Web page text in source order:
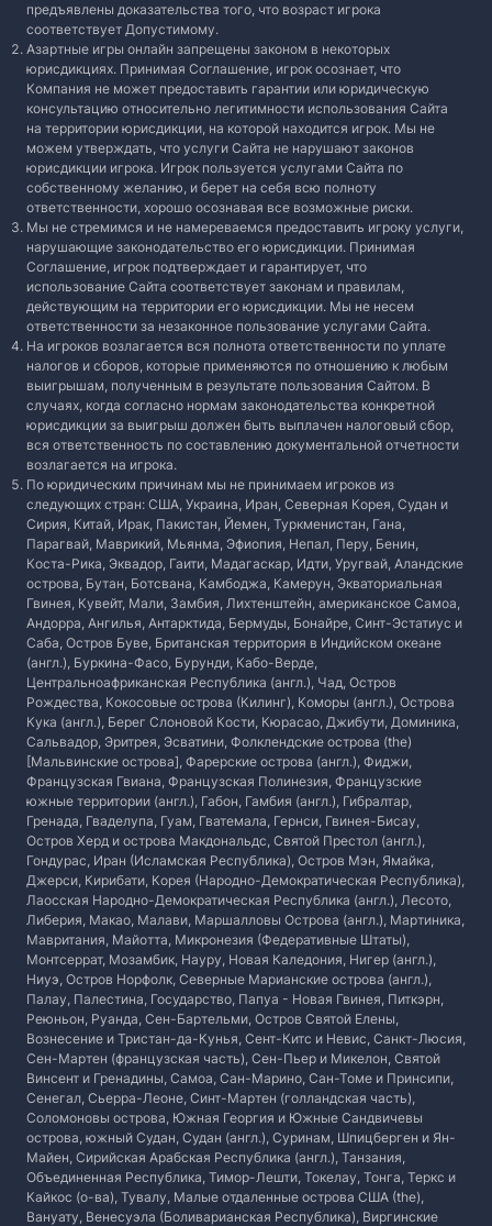
предъявлены доказательства того, что возраст игрока
соответствует Допустимому.
Азартные игры онлайн запрещены законом в некоторых
юрисдикциях. Принимая Соглашение, игрок осознает, что
Компания не может предоставить гарантии или юридическую
консультацию относительно легитимности использования Сайта
на территории юрисдикции, на которой находится игрок. Мы не
можем утверждать, что услуги Сайта не нарушают законов
юрисдикции игрока. Игрок пользуется услугами Сайта по
собственному желанию, и берет на себя всю полноту
ответственности, хорошо осознавая все возможные риски.
Мы не стремимся и не намереваемся предоставить игроку услуги,
нарушающие законодательство его юрисдикции. Принимая
Соглашение, игрок подтверждает и гарантирует, что
использование Сайта соответствует законам и правилам,
действующим на территории его юрисдикции. Мы не несем
ответственности за незаконное пользование услугами Сайта.
На игроков возлагается вся полнота ответственности по уплате
налогов и сборов, которые применяются по отношению к любым
выигрышам, полученным в результате пользования Сайтом. В
случаях, когда согласно нормам законодательства конкретной
юрисдикции за выигрыш должен быть выплачен налоговый сбор,
вся ответственность по составлению документальной отчетности
возлагается на игрока.
По юридическим причинам мы не принимаем игроков из
следующих стран: США, Украина, Иран, Северная Корея, Судан и
Сирия, Китай, Ирак, Пакистан, Йемен, Туркменистан, Гана,
Парагвай, Маврикий, Мьянма, Эфиопия, Непал, Перу, Бенин,
Коста-Рика, Эквадор, Гаити, Мадагаскар, Идти, Уругвай, Аландские
острова, Бутан, Ботсвана, Камбоджа, Камерун, Экваториальная
Гвинея, Кувейт, Мали, Замбия, Лихтенштейн, американское Самоа,
Андорра, Ангилья, Антарктида, Бермуды, Бонайре, Синт-Эстатиус и
Саба, Остров Буве, Британская территория в Индийском океане
(англ.), Буркина-Фасо, Бурунди, Кабо-Верде,
Центральноафриканская Республика (англ.), Чад, Остров
Рождества, Кокосовые острова (Килинг), Коморы (англ.), Острова
Кука (англ.), Берег Слоновой Кости, Кюрасао, Джибути, Доминика,
Сальвадор, Эритрея, Эсватини, Фолклендские острова (the)
[Мальвинские острова], Фарерские острова (англ.), Фиджи,
Французская Гвиана, Французская Полинезия, Французские
южные территории (англ.), Габон, Гамбия (англ.), Гибралтар,
Гренада, Гваделупа, Гуам, Гватемала, Гернси, Гвинея-Бисау,
Остров Херд и острова Макдональдс, Святой Престол (англ.),
Гондурас, Иран (Исламская Республика), Остров Мэн, Ямайка,
Джерси, Кирибати, Корея (Народно-Демократическая Республика),
Лаосская Народно-Демократическая Республика (англ.), Лесото,
Либерия, Макао, Малави, Маршалловы Острова (англ.), Мартиника,
Мавритания, Майотта, Микронезия (Федеративные Штаты),
Монтсеррат, Мозамбик, Науру, Новая Каледония, Нигер (англ.),
Ниуэ, Остров Норфолк, Северные Марианские острова (англ.),
Палау, Палестина, Государство, Папуа - Новая Гвинея, Питкэрн,
Реюньон, Руанда, Сен-Бартельми, Остров Святой Елены,
Вознесение и Тристан-да-Кунья, Сент-Китс и Невис, Санкт-Люсия,
Сен-Мартен (французская часть), Сен-Пьер и Микелон, Святой
Винсент и Гренадины, Самоа, Сан-Марино, Сан-Томе и Принсипи,
Сенегал, Сьерра-Леоне, Синт-Мартен (голландская часть),
Соломоновы острова, Южная Георгия и Южные Сандвичевы
острова, южный Судан, Судан (англ.), Суринам, Шпицберген и Ян-
Майен, Сирийская Арабская Республика (англ.), Танзания,
Объединенная Республика, Тимор-Лешти, Токелау, Тонга, Теркс и
Кайкос (о-ва), Тувалу, Малые отдаленные острова США (the),
Вануату, Венесуэла (Боливарианская Республика), Виргинские